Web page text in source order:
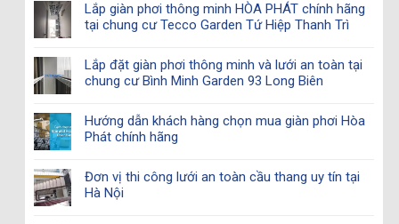
Lắp giàn phơi thông minh HÒA PHÁT chính hãng
tại chung cư Tecco Garden Tứ Hiệp Thanh Trì
Lắp đặt giàn phơi thông minh và lưới an toàn tại
chung cư Bình Minh Garden 93 Long Biên
Hướng dẫn khách hàng chọn mua giàn phơi Hòa
Phát chính hãng
Đơn vị thi công lưới an toàn cầu thang uy tín tại
Hà Nội